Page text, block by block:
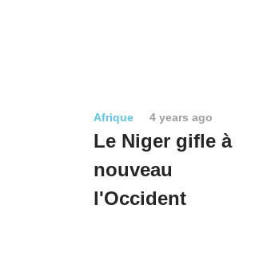
Afrique 4 years ago
Le Niger gifle à
nouveau
l'Occident